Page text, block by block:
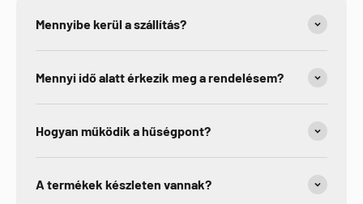
Mennyibe kerül a szállítás?
Mennyi idő alatt érkezik meg a rendelésem?
Hogyan működik a hűségpont?
A termékek készleten vannak?